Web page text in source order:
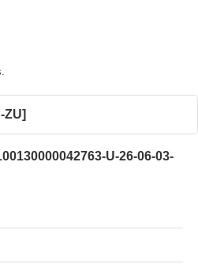
ZU]
U-26-06-03-